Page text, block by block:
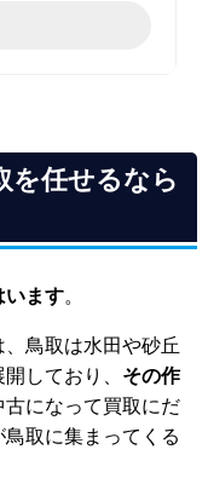
を任せるなら
います。
鳥取は水田や砂丘
しており、 その作
古になって買取にだ
取に集まってくる